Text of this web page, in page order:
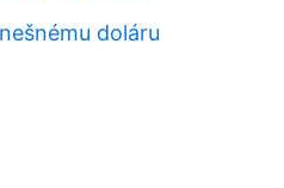
doláru